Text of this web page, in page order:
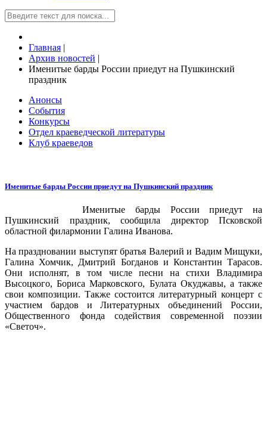
Главная |
Архив новостей |
Именитые барды России приедут на Пушкинский
праздник
Анонсы
События
Конкурсы
Отдел краеведческой литературы
Клуб краеведов
Именитые барды России приедут на Пушкинский праздник
Именитые барды России приедут на
Пушкинский праздник, сообщила директор Псковской
областной филармонии Галина Иванова.
На праздновании выступят братья Валерий и Вадим Мищуки,
Галина Хомчик, Дмитрий Богданов и Константин Тарасов.
Они исполнят, в том числе песни на стихи Владимира
Высоцкого, Бориса Марковского, Булата Окуджавы, а также
свои композиции. Также состоится литературный концерт с
участием бардов и Литературных объединений России,
Общественного фонда содействия современной поэзии
«Светоч».